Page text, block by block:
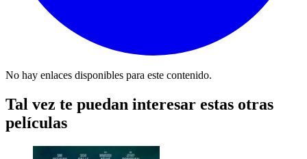
No hay enlaces disponibles para este contenido.
Tal vez te puedan interesar estas otras
películas